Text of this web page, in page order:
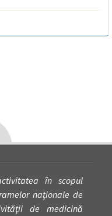
în scopul
naţionale de
de medicină